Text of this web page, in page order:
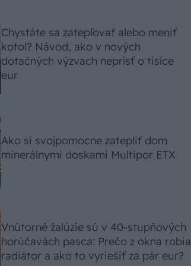
Chystáte sa zatepľovať alebo meniť
kotol? Návod, ako v nových
dotačných výzvach neprísť o tisíce
eur
Ako si svojpomocne zatepliť dom
minerálnymi doskami Multipor ETX
Vnútorné žalúzie sú v 40-stupňových
horúčavách pasca: Prečo z okna robia
radiátor a ako to vyriešiť za pár eur?